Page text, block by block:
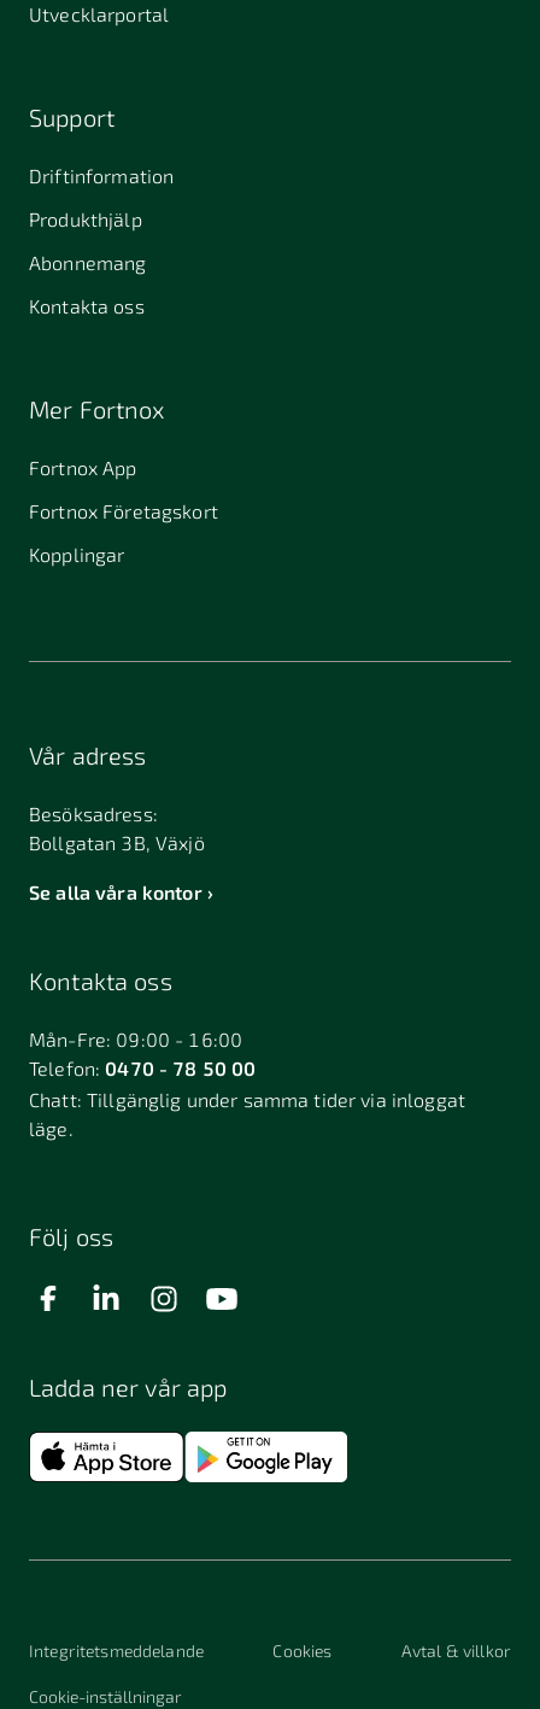
Utvecklarportal
Support
Driftinformation
Produkthjälp
Abonnemang
Kontakta oss
Mer Fortnox
Fortnox App
Fortnox Företagskort
Kopplingar
Vår adress
Besöksadress:
Bollgatan 3B, Växjö
Se alla våra kontor
Kontakta oss
Mån-Fre: 09:00 - 16:00
Telefon:0470 - 78 50 00
Chatt:Tillgänglig under samma tider via inloggat
läge.
Följ oss
Ladda ner vår app
Integritetsmeddelande Cookies Avtal & villkor
Cookie-inställningar